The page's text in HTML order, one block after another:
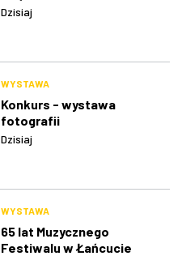
Dzisiaj
WYSTAWA
Konkurs - wystawa
fotografii
Dzisiaj
WYSTAWA
65 lat Muzycznego
Festiwalu w Łańcucie